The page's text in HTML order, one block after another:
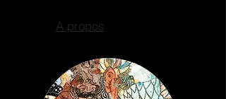
A propos